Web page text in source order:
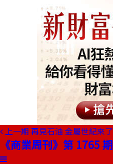
上一期 再見石油 金屬世紀來了
《商業周刊》第 1765 期